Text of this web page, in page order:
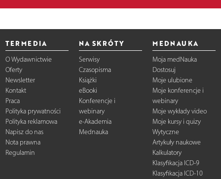
TERMEDIA
O Wydawnictwie
Oferty
Newsletter
Kontakt
Praca
Polityka prywatności
Polityka reklamowa
Napisz do nas
Nota prawna
Regulamin
NA SKRÓTY
Serwisy
Czasopisma
Książki
eBooki
Konferencje i
webinary
e-Akademia
Mednauka
MEDNAUKA
Moja medNauka
Dostosuj
Moje ulubione
Moje konferencje i
webinary
Moje wykłady video
Moje kursy i quizy
Wytyczne
Artykuły naukowe
Kalkulatory
Klasyfikacja ICD-9
Klasyfikacja ICD-10